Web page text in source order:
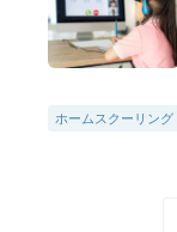
ホームスクーリング